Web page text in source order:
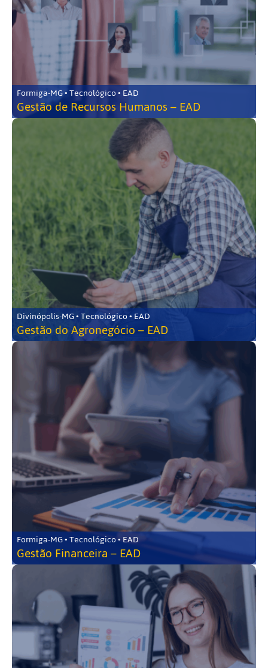
Formiga-MG • Tecnológico • EAD
Gestão de Recursos Humanos – EAD
Divinópolis-MG • Tecnológico • EAD
Gestão do Agronegócio – EAD
Formiga-MG • Tecnológico • EAD
Gestão Financeira – EAD